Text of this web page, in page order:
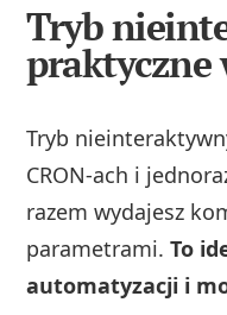
Tryb
praktyczne
Tryb
CRON-ach i
razem wydajesz
parametrami.To
automatyzacji i